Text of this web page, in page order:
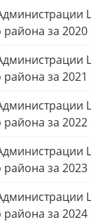
за 2020
за 2021
за 2022
за 2023
за 2024